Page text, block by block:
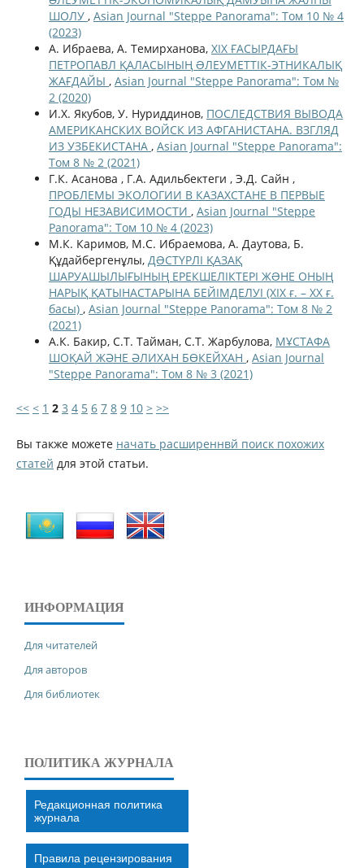
ШОЛУ , Asian Journal "Steppe Panorama": Том 10 № 4
(2023)
А. Ибраева, А. Темирханова, ХІХ ҒАСЫРДАҒЫ
ПЕТРОПАВЛ ҚАЛАСЫНЫҢ ƏЛЕУМЕТТІК-ЭТНИКАЛЫҚ
ЖАҒДАЙЫ , Asian Journal "Steppe Panorama": Том №
2 (2020)
И.Х. Якубов, У. Нуриддинов, ПОСЛЕДСТВИЯ ВЫВОДА
АМЕРИКАНСКИХ ВОЙСК ИЗ АФГАНИСТАНА. ВЗГЛЯД
ИЗ УЗБЕКИСТАНА , Asian Journal "Steppe Panorama":
Том 8 № 2 (2021)
Г.К. Асанова , Г.А. Адильбектеги , Э.Д. Сайн ,
ПРОБЛЕМЫ ЭКОЛОГИИ В КАЗАХСТАНЕ В ПЕРВЫЕ
ГОДЫ НЕЗАВИСИМОСТИ , Asian Journal "Steppe
Panorama": Том 10 № 4 (2023)
М.К. Каримов, М.С. Ибраемова, А. Даутова, Б.
Құдайбергенұлы, ДƏСТҮРЛІ ҚАЗАҚ
ШАРУАШЫЛЫҒЫНЫҢ ЕРЕКШЕЛІКТЕРІ ЖƏНЕ ОНЫҢ
НАРЫҚ ҚАТЫНАСТАРЫНА БЕЙІМДЕЛУІ (ХІХ ғ. – ХХ ғ.
басы) , Asian Journal "Steppe Panorama": Том 8 № 2
(2021)
А.К. Бакир, С.Т. Тайман, С.Т. Жарбулова, МҰСТАФА
ШОҚАЙ ЖӘНЕ ӘЛИХАН БӨКЕЙХАН , Asian Journal
"Steppe Panorama": Том 8 № 3 (2021)
<< < 1 2 3 4 5 6 7 8 9 10 > >>
Вы также можете начать расширеннвй поиск похожих
статей для этой статьи.
ИНФОРМАЦИЯ
Для читателей
Для авторов
Для библиотек
ПОЛИТИКА ЖУРНАЛА
Редакционная политика
журнала
Правила рецензирования